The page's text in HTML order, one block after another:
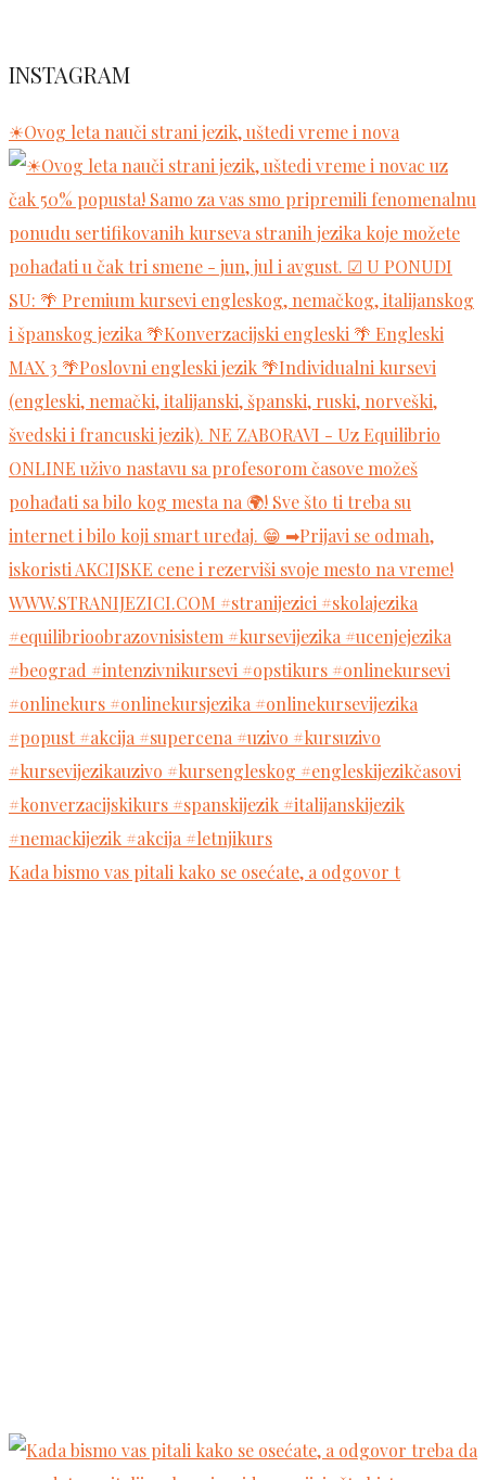
INSTAGRAM
☀Ovog leta nauči strani jezik, uštedi vreme i nova
Kada bismo vas pitali kako se osećate, a odgovor t